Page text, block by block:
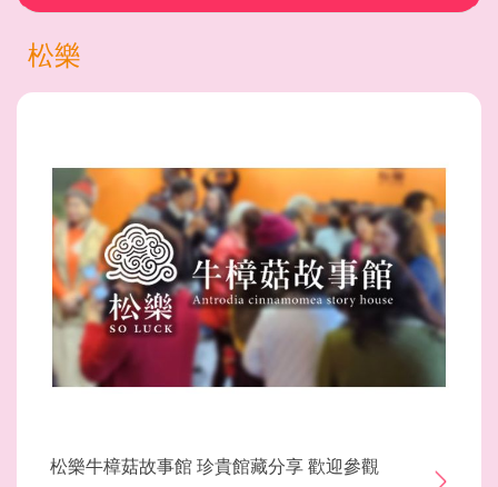
松樂
松樂牛樟菇故事館 珍貴館藏分享 歡迎參觀